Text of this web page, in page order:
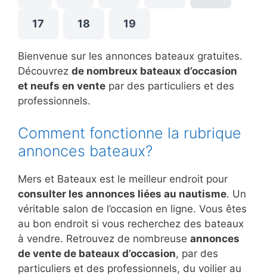
17 18 19
Bienvenue sur les annonces bateaux gratuites.
Découvrez de nombreux bateaux d’occasion
et neufs en vente par des particuliers et des
professionnels.
Comment fonctionne la rubrique
annonces bateaux?
Mers et Bateaux est le meilleur endroit pour
consulter les annonces liées au nautisme. Un
véritable salon de l’occasion en ligne. Vous êtes
au bon endroit si vous recherchez des bateaux
à vendre. Retrouvez de nombreuse annonces
de vente de bateaux d’occasion, par des
particuliers et des professionnels, du voilier au